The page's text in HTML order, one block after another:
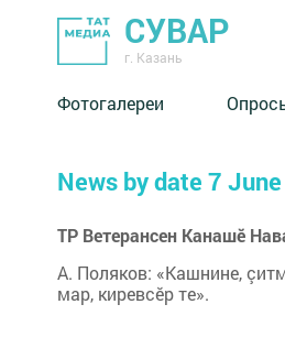
СУВАР
г. Казань
Фотогалереи
News by date 7
ТР Ветерансен Канашӗ
А. Поляков: «Кашнине,
мар, киревсӗр те».